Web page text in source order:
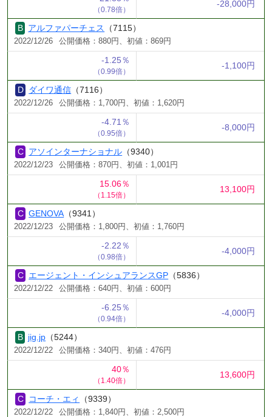
（0.78倍）
-28,000円
アルファパーチェス （7115）
2022/12/26 公開価格：880円、初値：869円
-1.25％
（0.99倍）
-1,100円
ダイワ通信 （7116）
2022/12/26 公開価格：1,700円、初値：1,620円
-4.71％
（0.95倍）
-8,000円
アソインターナショナル （9340）
2022/12/23 公開価格：870円、初値：1,001円
15.06％
（1.15倍）
13,100円
GENOVA （9341）
2022/12/23 公開価格：1,800円、初値：1,760円
-2.22％
（0.98倍）
-4,000円
エージェント・インシュアランスGP （5836）
2022/12/22 公開価格：640円、初値：600円
-6.25％
（0.94倍）
-4,000円
jig.jp （5244）
2022/12/22 公開価格：340円、初値：476円
40％
（1.40倍）
13,600円
コーチ・エィ （9339）
2022/12/22 公開価格：1,840円、初値：2,500円